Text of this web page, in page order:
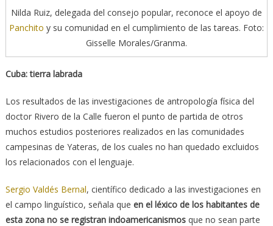
Nilda Ruiz, delegada del consejo popular, reconoce el apoyo de
Panchito y su comunidad en el cumplimiento de las tareas. Foto:
Gisselle Morales/Granma.
Cuba: tierra labrada
Los resultados de las investigaciones de antropología física del
doctor Rivero de la Calle fueron el punto de partida de otros
muchos estudios posteriores realizados en las comunidades
campesinas de Yateras, de los cuales no han quedado excluidos
los relacionados con el lenguaje.
Sergio Valdés Bernal, científico dedicado a las investigaciones en
el campo linguístico, señala que en el léxico de los habitantes de
esta zona no se registran indoamericanismosque no sean parte